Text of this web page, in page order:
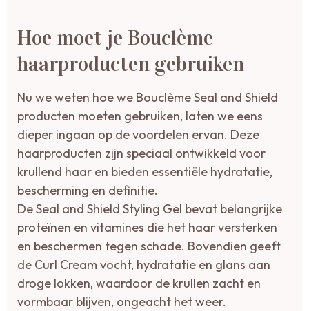
Hoe moet je Bouclème
haarproducten gebruiken
Nu we weten hoe we Bouclème Seal and Shield
producten moeten gebruiken, laten we eens
dieper ingaan op de voordelen ervan. Deze
haarproducten zijn speciaal ontwikkeld voor
krullend haar en bieden essentiële hydratatie,
bescherming en definitie.
De Seal and Shield Styling Gel bevat belangrijke
proteïnen en vitamines die het haar versterken
en beschermen tegen schade. Bovendien geeft
de Curl Cream vocht, hydratatie en glans aan
droge lokken, waardoor de krullen zacht en
vormbaar blijven, ongeacht het weer.